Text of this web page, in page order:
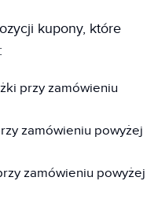
kupony, które
przy zamówieniu
zamówieniu powyżej
zamówieniu powyżej